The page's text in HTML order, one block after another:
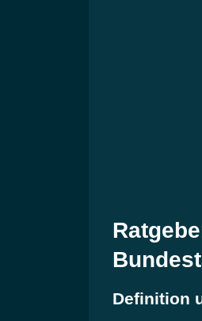
Definition